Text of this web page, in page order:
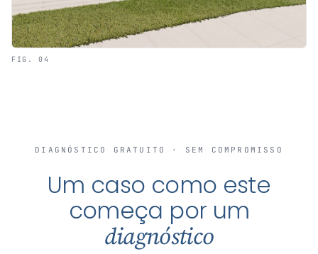
FIG. 04
DIAGNÓSTICO GRATUITO · SEM COMPROMISSO
Um caso como este
começa por um
diagnóstico